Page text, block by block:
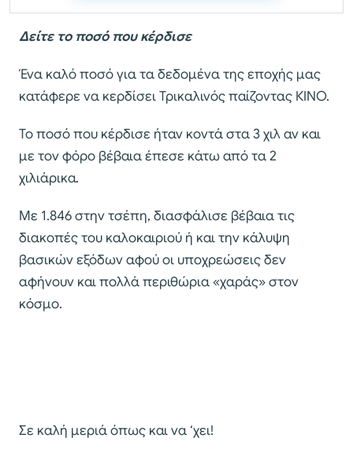
Δείτε το ποσό που κέρδισε
Ένα καλό ποσό για τα δεδομένα της εποχής μας
κατάφερε να κερδίσει Τρικαλινός παίζοντας ΚΙΝΟ.
Το ποσό που κέρδισε ήταν κοντά στα 3 χιλ αν και
με τον φόρο βέβαια έπεσε κάτω από τα 2
χιλιάρικα.
Με 1.846 στην τσέπη, διασφάλισε βέβαια τις
διακοπές του καλοκαιριού ή και την κάλυψη
βασικών εξόδων αφού οι υποχρεώσεις δεν
αφήνουν και πολλά περιθώρια «χαράς» στον
κόσμο.
Σε καλή μεριά όπως και να ‘χει!